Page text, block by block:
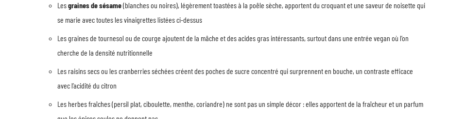
Lesgraines de sésame(blanches ou noires), légèrement toastées à la poêle sèche, apportent du croquant et une saveur de noisette qui
se marie avec toutes les vinaigrettes listées ci-dessus
Les graines de tournesol ou de courge ajoutent de la mâche et des acides gras intéressants, surtout dans une entrée vegan où l’on
cherche de la densité nutritionnelle
Les raisins secs ou les cranberries séchées créent des poches de sucre concentré qui surprennent en bouche, un contraste efficace
avec l’acidité du citron
Les herbes fraîches (persil plat, ciboulette, menthe, coriandre) ne sont pas un simple décor : elles apportent de la fraîcheur et un parfum